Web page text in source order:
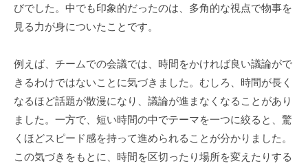
びでした。中でも印象的だったのは、多角的な視点で物事を
見る力が身についたことです。
例えば、チームでの会議では、時間をかければ良い議論がで
きるわけではないことに気づきました。むしろ、時間が長く
なるほど話題が散漫になり、議論が進まなくなることがあり
ました。一方で、短い時間の中でテーマを一つに絞ると、驚
くほどスピード感を持って進められることが分かりました。
この気づきをもとに、時間を区切ったり場所を変えたりする